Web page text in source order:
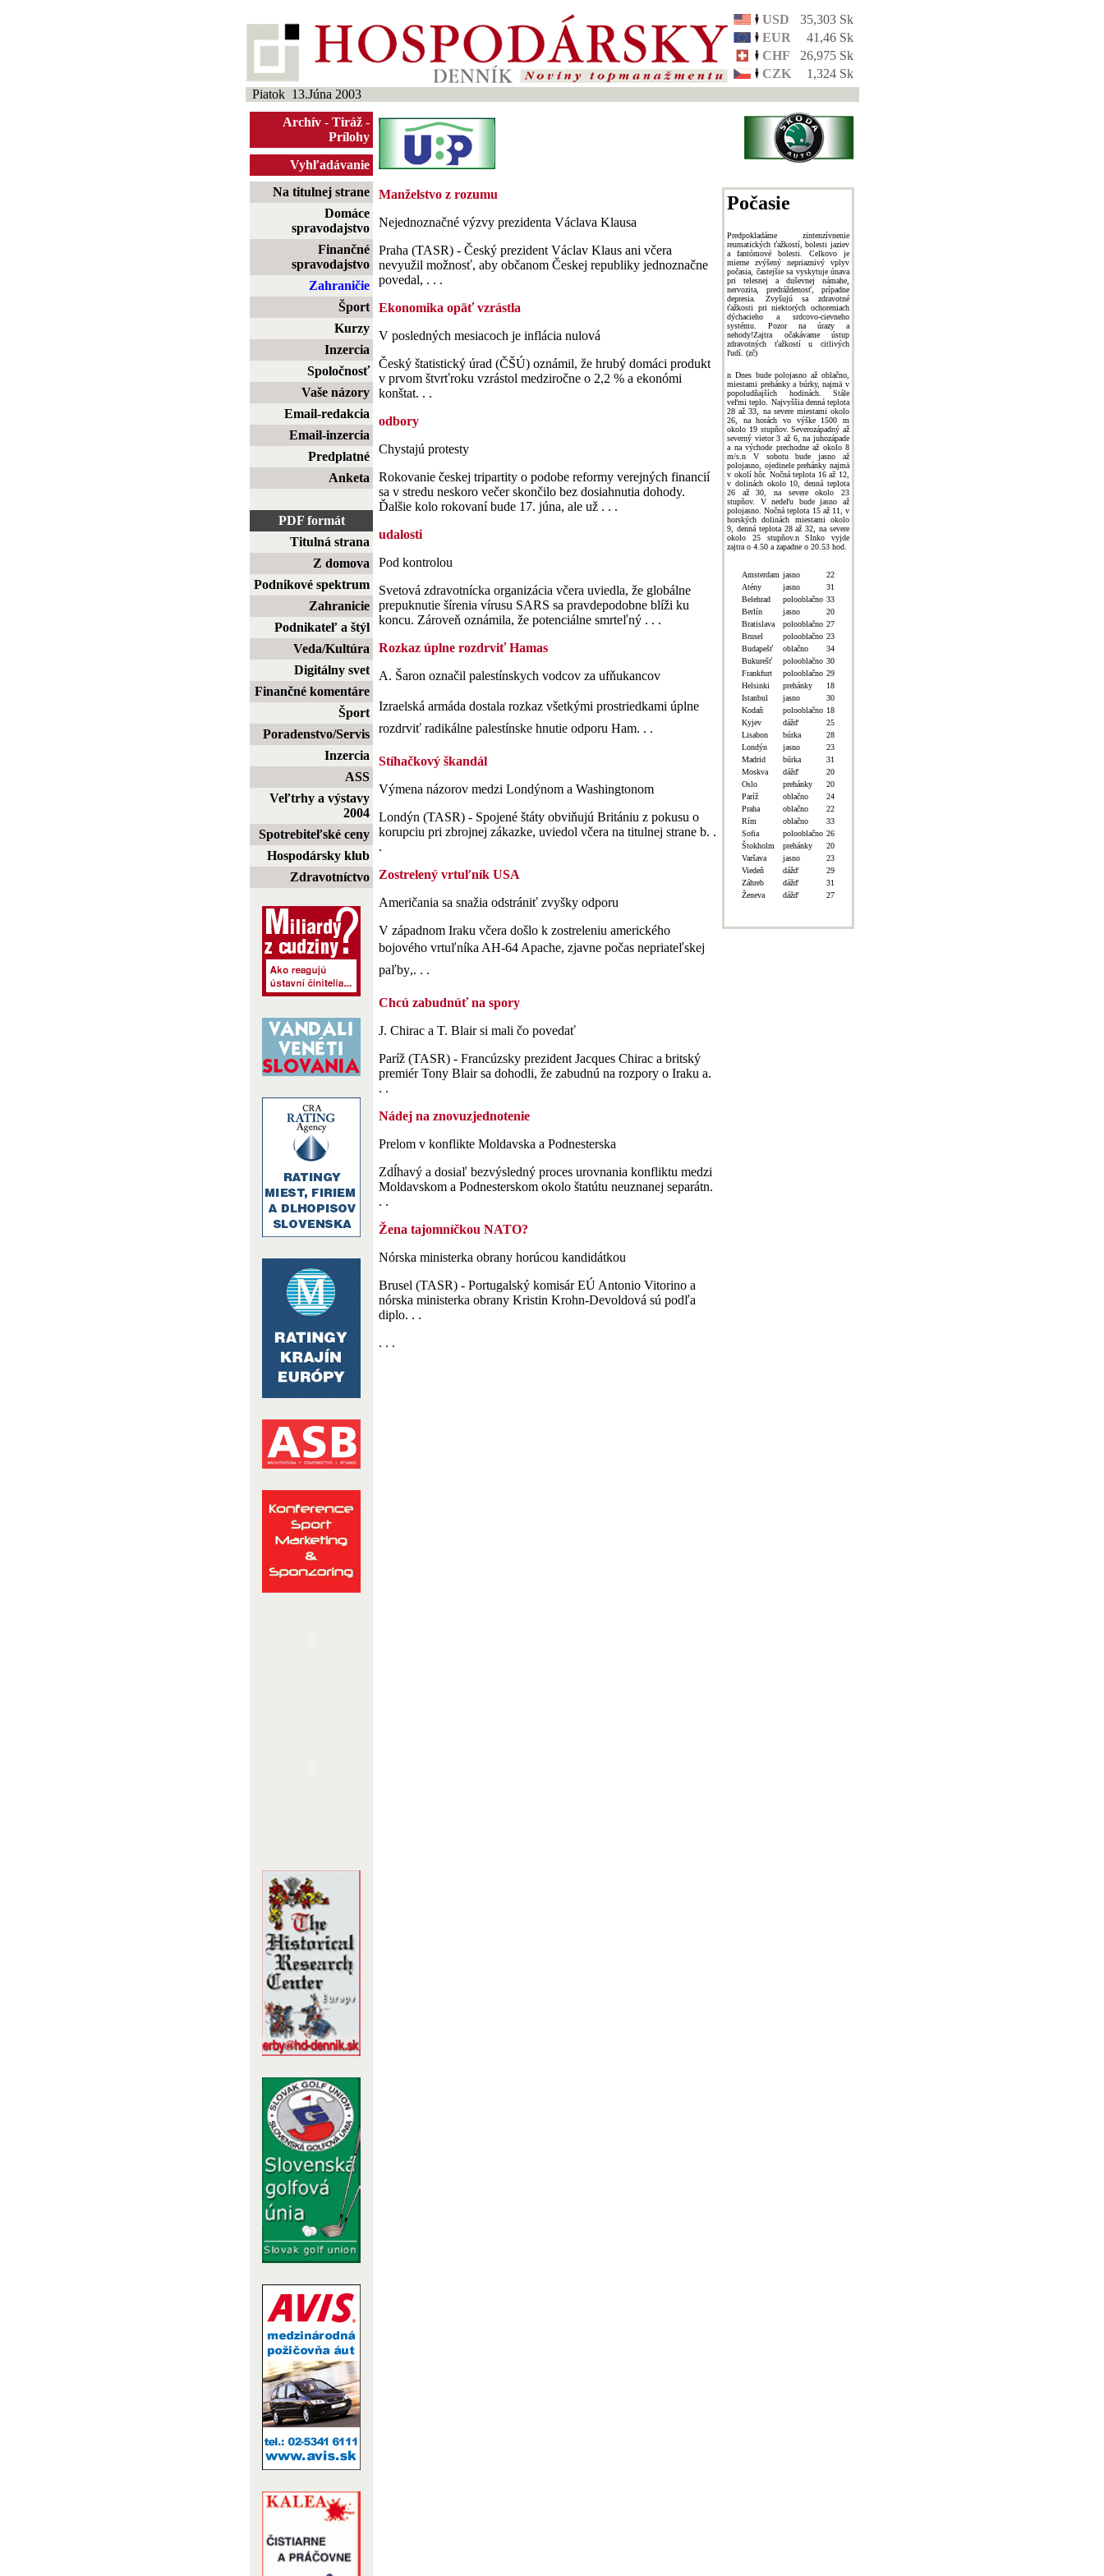
USD
35,303 Sk
EUR
41,46 Sk
CHF
26,975 Sk
CZK
1,324 Sk
Piatok 13.Júna 2003
Archív - Tiráž -
Prílohy
Vyhľadávanie
Na titulnej strane
Domáce
spravodajstvo
Finančné
spravodajstvo
Zahraničie
Šport
Kurzy
Inzercia
Spoločnosť
Vaše názory
Email-redakcia
Email-inzercia
Predplatné
Anketa
PDF formát
Titulná strana
Z domova
Podnikové spektrum
Zahranicie
Podnikateľ a štýl
Veda/Kultúra
Digitálny svet
Finančné komentáre
Šport
Poradenstvo/Servis
Inzercia
ASS
Veľtrhy a výstavy
2004
Spotrebiteľské ceny
Hospodársky klub
Zdravotníctvo
Manželstvo z rozumu
Nejednoznačné výzvy prezidenta Václava Klausa
Praha (TASR) - Český prezident Václav Klaus ani včera
nevyužil možnosť, aby občanom Českej republiky jednoznačne
povedal, . . .
Ekonomika opäť vzrástla
V posledných mesiacoch je inflácia nulová
Český štatistický úrad (ČŠÚ) oznámil, že hrubý domáci produkt
v prvom štvrťroku vzrástol medziročne o 2,2 % a ekonómi
konštat. . .
odbory
Chystajú protesty
Rokovanie českej tripartity o podobe reformy verejných financií
sa v stredu neskoro večer skončilo bez dosiahnutia dohody.
Ďalšie kolo rokovaní bude 17. júna, ale už . . .
udalosti
Pod kontrolou
Svetová zdravotnícka organizácia včera uviedla, že globálne
prepuknutie šírenia vírusu SARS sa pravdepodobne blíži ku
koncu. Zároveň oznámila, že potenciálne smrteľný . . .
Rozkaz úplne rozdrviť Hamas
A. Šaron označil palestínskych vodcov za ufňukancov
Izraelská armáda dostala rozkaz všetkými prostriedkami úplne
rozdrviť radikálne palestínske hnutie odporu Ham. . .
Stíhačkový škandál
Výmena názorov medzi Londýnom a Washingtonom
Londýn (TASR) - Spojené štáty obviňujú Britániu z pokusu o
korupciu pri zbrojnej zákazke, uviedol včera na titulnej strane b. .
.
Zostrelený vrtuľník USA
Američania sa snažia odstrániť zvyšky odporu
V západnom Iraku včera došlo k zostreleniu amerického
bojového vrtuľníka AH-64 Apache, zjavne počas nepriateľskej
paľby,. . .
Chcú zabudnúť na spory
J. Chirac a T. Blair si mali čo povedať
Paríž (TASR) - Francúzsky prezident Jacques Chirac a britský
premiér Tony Blair sa dohodli, že zabudnú na rozpory o Iraku a.
. .
Nádej na znovuzjednotenie
Prelom v konflikte Moldavska a Podnesterska
Zdĺhavý a dosiaľ bezvýsledný proces urovnania konfliktu medzi
Moldavskom a Podnesterskom okolo štatútu neuznanej separátn.
. .
Žena tajomníčkou NATO?
Nórska ministerka obrany horúcou kandidátkou
Brusel (TASR) - Portugalský komisár EÚ Antonio Vitorino a
nórska ministerka obrany Kristin Krohn-Devoldová sú podľa
diplo. . .
. . .
Počasie
Predpokladáme zintenzívnenie
reumatických ťažkostí, bolesti jaziev
a fantómové bolesti. Celkovo je
mierne zvýšený nepriaznivý vplyv
počasia, častejšie sa vyskytuje únava
pri telesnej a duševnej námahe,
nervozita, predráždenosť, prípadne
depresia. Zvyšujú sa zdravotné
ťažkosti pri niektorých ochoreniach
dýchacieho a srdcovo-cievneho
systému. Pozor na úrazy a
nehody!Zajtra očakávame ústup
zdravotných ťažkostí u citlivých
ľudí. (zč)
n Dnes bude polojasno až oblačno,
miestami prehánky a búrky, najmä v
popoludňajších hodinách. Stále
veľmi teplo. Najvyššia denná teplota
28 až 33, na severe miestami okolo
26, na horách vo výške 1500 m
okolo 19 stupňov. Severozápadný až
severný vietor 3 až 6, na juhozápade
a na východe prechodne až okolo 8
m/s.n V sobotu bude jasno až
polojasno, ojedinele prehánky najmä
v okolí hôr. Nočná teplota 16 až 12,
v dolinách okolo 10, denná teplota
26 až 30, na severe okolo 23
stupňov. V nedeľu bude jasno až
polojasno. Nočná teplota 15 až 11, v
horských dolinách miestami okolo
9, denná teplota 28 až 32, na severe
okolo 25 stupňov.n Slnko vyjde
zajtra o 4.50 a zapadne o 20.53 hod.
Amsterdam jasno
22
Atény
jasno
31
Belehrad
polooblačno 33
Berlín
jasno
20
Bratislava
polooblačno 27
Brusel
polooblačno 23
Budapešť
oblačno
34
Bukurešť
polooblačno 30
Frankfurt
polooblačno 29
Helsinki
prehánky
18
Istanbul
jasno
30
Kodaň
polooblačno 18
Kyjev
dážď
25
Lisabon
búrka
28
Londýn
jasno
23
Madrid
búrka
31
Moskva
dážď
20
Oslo
prehánky
20
Paríž
oblačno
24
Praha
oblačno
22
Rím
oblačno
33
Sofia
polooblačno 26
Štokholm
prehánky
20
Varšava
jasno
23
Viedeň
dážď
29
Záhreb
dážď
31
Ženeva
dážď 27